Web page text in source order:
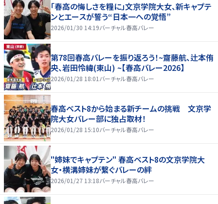
「春高の悔しさを糧に」文京学院大女、新キャプテ
ンとエースが誓う“日本一への覚悟”
2026/01/30 14:19バーチャル春高バレー
第78回春高バレーを振り返ろう！~齋藤航、辻本侑
央、岩田怜緯(東山) ~【春高バレー2026】
2026/01/28 18:01 バーチャル春高バレー
春高ベスト8から始まる新チームの挑戦 文京学
院大女バレー部に独占取材！
2026/01/28 15:10バーチャル春高バレー
"姉妹でキャプテン" 春高ベスト8の文京学院大
女・横溝姉妹が繋ぐバレーの絆
2026/01/27 13:18バーチャル春高バレー